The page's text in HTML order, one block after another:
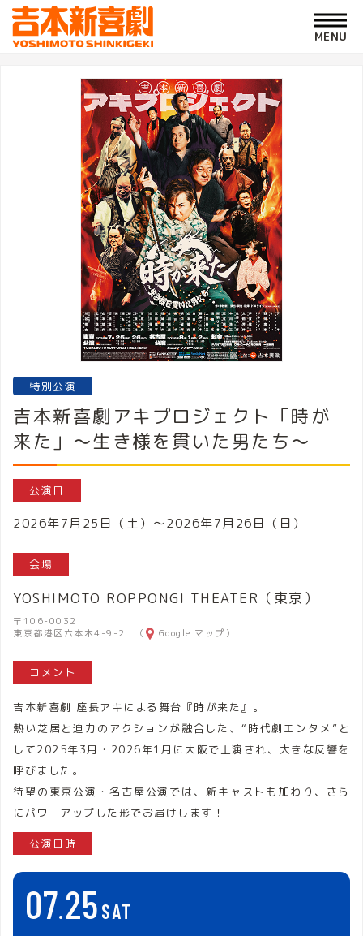
特別公演
吉本新喜劇アキプロジェクト「時が
来た」～生き様を貫いた男たち～
公演日
2026年7月25日（土）～2026年7月26日（日）
会場
YOSHIMOTO ROPPONGI THEATER（東京）
〒106-0032
東京都港区六本木4-9-2 （
Google マップ ）
コメント
吉本新喜劇 座長アキによる舞台『時が来た』。
熱い芝居と迫力のアクションが融合した、“時代劇エンタメ”と
して2025年3月・2026年1月に大阪で上演され、大きな反響を
呼びました。
待望の東京公演・名古屋公演では、新キャストも加わり、さら
にパワーアップした形でお届けします！
公演日時
0725 SAT